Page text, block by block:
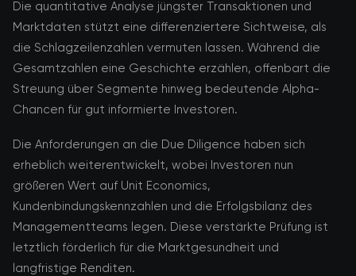
Die quantitative Analyse jüngster Transaktionen und
Marktdaten stützt eine differenziertere Sichtweise, als
die Schlagzeilenzahlen vermuten lassen. Während die
Gesamtzahlen eine Geschichte erzählen, offenbart die
Streuung über Segmente hinweg bedeutende Alpha-
Chancen für gut informierte Investoren.
Die Anforderungen an die Due Diligence haben sich
erheblich weiterentwickelt, wobei Investoren nun
größeren Wert auf Unit Economics,
Kundenbindungskennzahlen und die Erfolgsbilanz des
Managementteams legen. Diese verstärkte Prüfung ist
letztlich förderlich für die Marktgesundheit und
langfristige Renditen.